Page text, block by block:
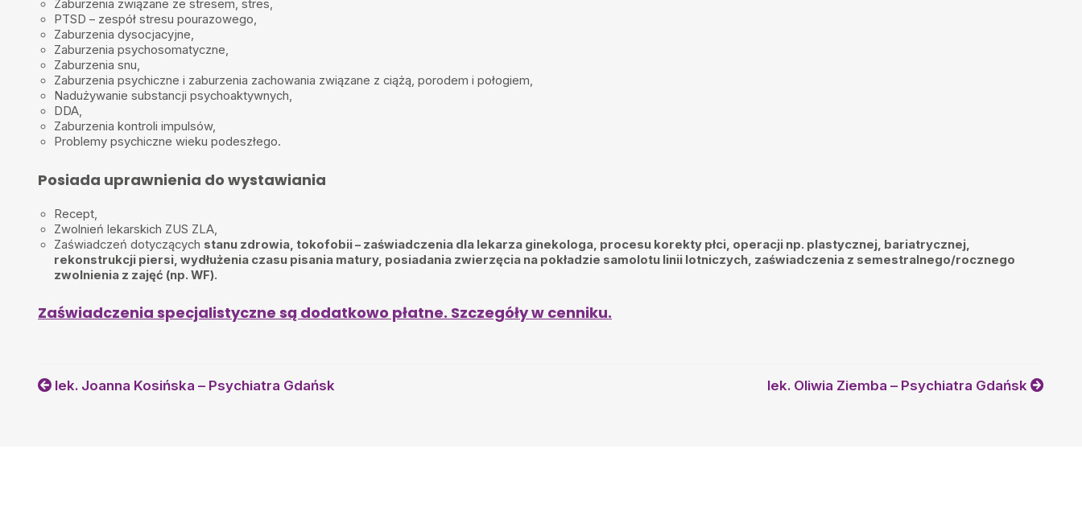
Zaburzenia związane ze stresem, stres,
PTSD – zespół stresu pourazowego,
Zaburzenia dysocjacyjne,
Zaburzenia psychosomatyczne,
Zaburzenia snu,
Zaburzenia psychiczne i zaburzenia zachowania związane z ciążą, porodem i połogiem,
Nadużywanie substancji psychoaktywnych,
DDA,
Zaburzenia kontroli impulsów,
Problemy psychiczne wieku podeszłego.
Posiada uprawnienia do wystawiania
Recept,
Zwolnień lekarskich ZUS ZLA,
Zaświadczeń dotyczących stanu zdrowia, tokofobii – zaświadczenia dla lekarza ginekologa, procesu korekty płci, operacji np. plastycznej, bariatrycznej,
rekonstrukcji piersi, wydłużenia czasu pisania matury, posiadania zwierzęcia na pokładzie samolotu linii lotniczych, zaświadczenia z semestralnego/rocznego
zwolnienia z zajęć (np. WF).
Zaświadczenia specjalistyczne są dodatkowo płatne. Szczegóły w cenniku.
lek. Joanna Kosińska – Psychiatra Gdańsk lek. Oliwia Ziemba – Psychiatra Gdańsk